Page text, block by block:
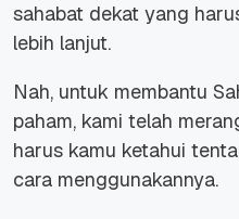
sahabat dekat yang
lebih lanjut.
Nah, untuk membantu
paham, kami telah
harus kamu ketahui
cara menggunakannya.